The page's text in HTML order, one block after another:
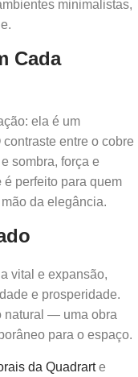
minimalistas,
Cada
ela é um
entre o cobre
sombra, força e
é perfeito para quem
da elegância.
vital e expansão,
e prosperidade.
natural — uma obra
para o espaço.
da Quadrarte